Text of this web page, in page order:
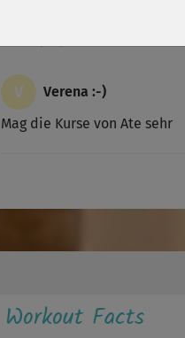
V
Verena :-)
Mag die Kurse von Ate sehr
Herrlich am Abend!
ihre Art beruhigt mich sehr
Workout Facts